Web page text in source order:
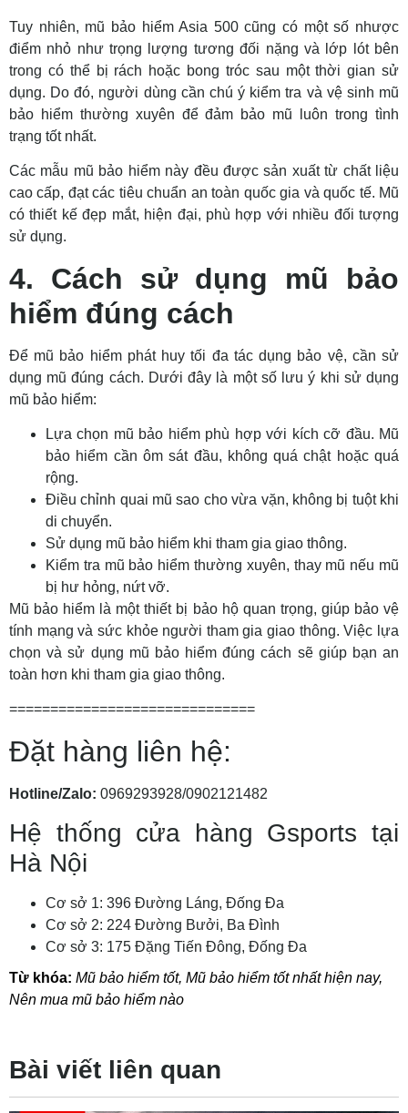
Tuy nhiên, mũ bảo hiểm Asia 500 cũng có một số nhược
điểm nhỏ như trọng lượng tương đối nặng và lớp lót bên
trong có thể bị rách hoặc bong tróc sau một thời gian sử
dụng. Do đó, người dùng cần chú ý kiểm tra và vệ sinh mũ
bảo hiểm thường xuyên để đảm bảo mũ luôn trong tình
trạng tốt nhất.
Các mẫu mũ bảo hiểm này đều được sản xuất từ chất liệu
cao cấp, đạt các tiêu chuẩn an toàn quốc gia và quốc tế. Mũ
có thiết kế đẹp mắt, hiện đại, phù hợp với nhiều đối tượng
sử dụng.
4. Cách sử dụng mũ bảo
hiểm đúng cách
Để mũ bảo hiểm phát huy tối đa tác dụng bảo vệ, cần sử
dụng mũ đúng cách. Dưới đây là một số lưu ý khi sử dụng
mũ bảo hiểm:
Lựa chọn mũ bảo hiểm phù hợp với kích cỡ đầu. Mũ
bảo hiểm cần ôm sát đầu, không quá chật hoặc quá
rộng.
Điều chỉnh quai mũ sao cho vừa vặn, không bị tuột khi
di chuyển.
Sử dụng mũ bảo hiểm khi tham gia giao thông.
Kiểm tra mũ bảo hiểm thường xuyên, thay mũ nếu mũ
bị hư hỏng, nứt vỡ.
Mũ bảo hiểm là một thiết bị bảo hộ quan trọng, giúp bảo vệ
tính mạng và sức khỏe người tham gia giao thông. Việc lựa
chọn và sử dụng mũ bảo hiểm đúng cách sẽ giúp bạn an
toàn hơn khi tham gia giao thông.
==============================
Đặt hàng liên hệ:
Hotline/Zalo: 0969293928/0902121482
Hệ thống cửa hàng Gsports tại
Hà Nội
Cơ sở 1: 396 Đường Láng, Đống Đa
Cơ sở 2: 224 Đường Bưởi, Ba Đình
Cơ sở 3: 175 Đặng Tiến Đông, Đống Đa
Từ khóa: Mũ bảo hiểm tốt, Mũ bảo hiểm tốt nhất hiện nay,
Nên mua mũ bảo hiểm nào
Bài viết liên quan